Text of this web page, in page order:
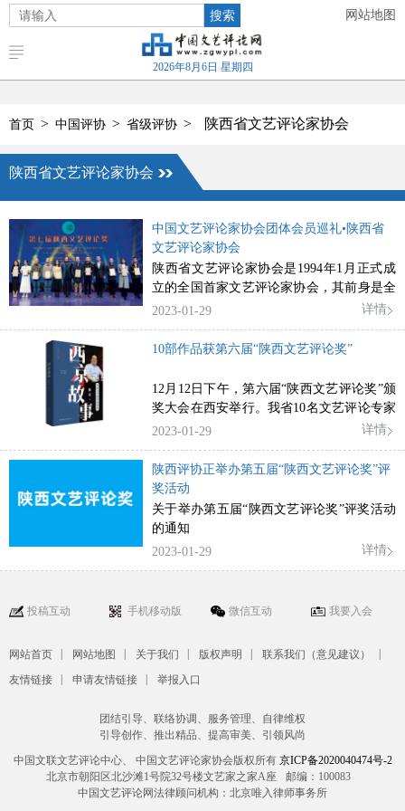
搜索 网站地图
2026年8月6日 星期四
首页 > 中国评协 > 省级评协 > 陕西省文艺评论家协会
陕西省文艺评论家协会
中国文艺评论家协会团体会员巡礼•陕西省
文艺评论家协会
陕西省文艺评论家协会是1994年1月正式成
立的全国首家文艺评论家协会，其前身是全
国第一个文艺评论团体——1981年成立于西
312人，其中，中国评协会员56人，中国评
视、音乐、舞蹈、美术、书法等主要艺术门
类。
2023-01-29 详情
10部作品获第六届“陕西文艺评论奖”
12月12日下午，第六届“陕西文艺评论奖”颁
奖大会在西安举行。我省10名文艺评论专家
的10部作品，分别荣获优秀评论奖、评论奖
2023-01-29 详情
陕西评协正举办第五届“陕西文艺评论奖”评
奖活动
关于举办第五届“陕西文艺评论奖”评奖活动
的通知
2023-01-29
详情
投稿互动 手机移动版 微信互动 我要入会
网站首页 网站地图 关于我们 版权声明 联系我们（意见建议）
友情链接 申请友情链接 举报入口
团结引导、联络协调、服务管理、自律维权
引导创作、推出精品、提高审美、引领风尚
中国文联文艺评论中心、 中国文艺评论家协会版权所有 京ICP备2020040474号-2
北京市朝阳区北沙滩1号院32号楼文艺家之家A座
邮编：100083
中国文艺评论网法律顾问机构：北京唯入律师事务所